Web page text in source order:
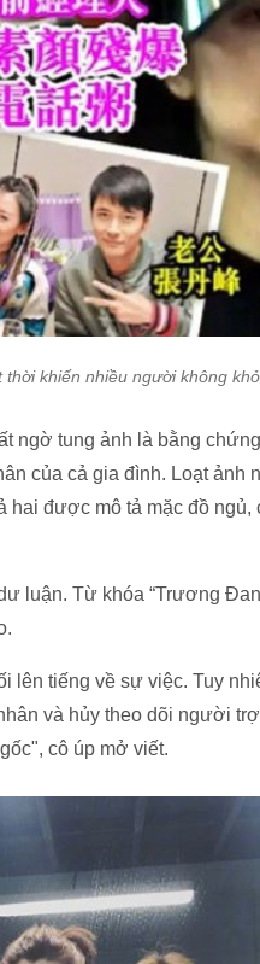
khiến nhiều người không
ngờ tung ảnh là bằng
của cả gia đình. Loạt ảnh
được mô tả mặc đồ ngủ,
luận. Từ khóa “Trương
tiếng về sự việc. Tuy
và hủy theo dõi người
cô úp mở viết.